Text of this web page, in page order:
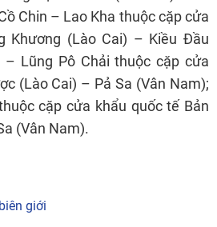
Chin – Lao Kha thuộc cặp cửa
Khương (Lào Cai) – Kiều Đầu
– Lũng Pô Chải thuộc cặp cửa
(Lào Cai) – Pả Sa (Vân Nam);
cặp cửa khẩu quốc tế Bản
(Vân Nam).
biên giới